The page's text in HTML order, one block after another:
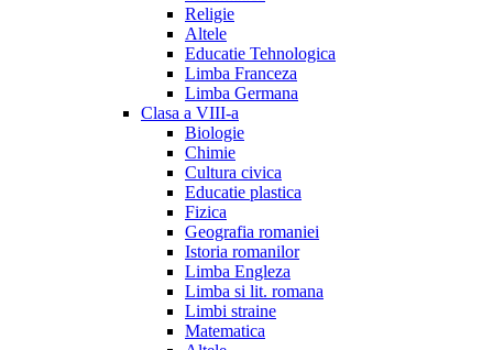
Religie
Altele
Educatie Tehnologica
Limba Franceza
Limba Germana
Clasa a VIII-a
Biologie
Chimie
Cultura civica
Educatie plastica
Fizica
Geografia romaniei
Istoria romanilor
Limba Engleza
Limba si lit. romana
Limbi straine
Matematica